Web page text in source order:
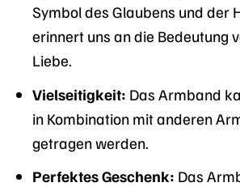
Symbol des Glaubens und der
erinnert uns an die Bedeutung
Liebe.
Vielseitigkeit: Das Armband
in Kombination mit anderen
getragen werden.
Perfektes Geschenk: Das